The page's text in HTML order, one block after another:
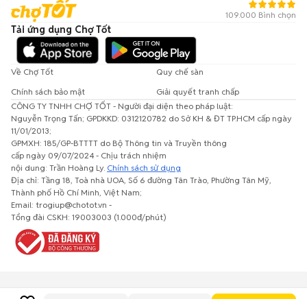
109.000 Bình chọn
Tải ứng dụng Chợ Tốt
Về Chợ Tốt
Quy chế sàn
Chính sách bảo mật
Giải quyết tranh chấp
CÔNG TY TNHH CHỢ TỐT - Người đại diện theo pháp luật:
Nguyễn Trọng Tấn; GPDKKD: 0312120782 do Sở KH & ĐT TP.HCM cấp ngày
11/01/2013;
GPMXH: 185/GP-BTTTT do Bộ Thông tin và Truyền thông
cấp ngày 09/07/2024 - Chịu trách nhiệm
nội dung: Trần Hoàng Ly. Chính sách sử dụng
Địa chỉ: Tầng 18, Toà nhà UOA, Số 6 đường Tân Trào, Phường Tân Mỹ,
Thành phố Hồ Chí Minh, Việt Nam;
Email: trogiup@chotot.vn -
Tổng đài CSKH: 19003003 (1.000đ/phút)